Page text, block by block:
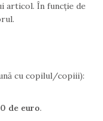
articol. În funcție de
cu copilul/copiii):
de euro.